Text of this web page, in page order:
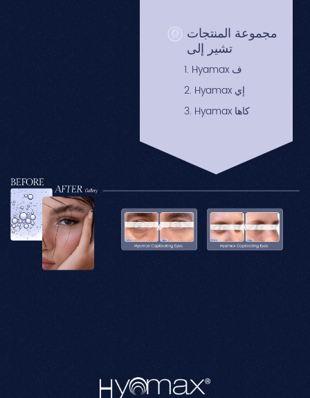
مجموعة المنتجات
تشير إلى
1. Hyamax ف
2. Hyamax إي
3. Hyamax كاها